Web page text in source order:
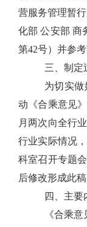
营服务管理暂
化部 公安部 商
第42号） 并参考
三、制定
为切实
动《合乘意见》
月两次向全行
行业实际情况
科室召开专题
后修改形成此稿
四、主要
《合乘